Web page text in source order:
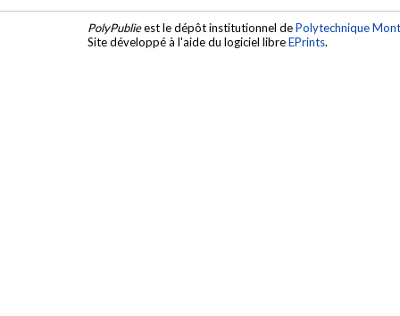
PolyPublieest le dépôt institutionnel dePolytechnique
Site développé à l'aide du logiciel libreEPrints.